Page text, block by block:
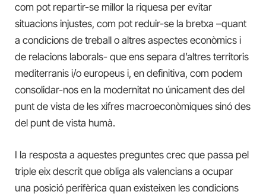
com pot repartir-se millor la riquesa per evitar
situacions injustes, com pot reduir-se la bretxa –quant
a condicions de treball o altres aspectes econòmics i
de relacions laborals- que ens separa d’altres territoris
mediterranis i/o europeus i, en definitiva, com podem
consolidar-nos en la modernitat no únicament des del
punt de vista de les xifres macroeconòmiques sinó des
del punt de vista humà.
I la resposta a aquestes preguntes crec que passa pel
triple eix descrit que obliga als valencians a ocupar
una posició perifèrica quan existeixen les condicions